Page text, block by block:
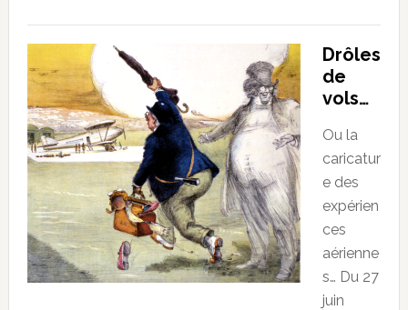
Drôles
de
vols…
Ou la
caricatur
e des
expérien
ces
aérienne
s… Du 27
juin